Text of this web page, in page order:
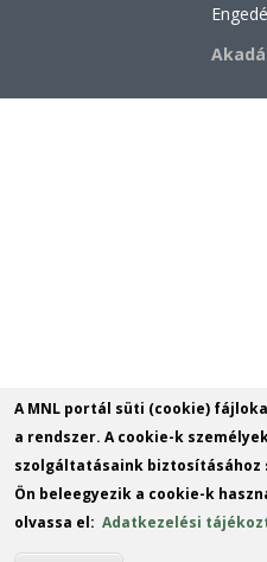
A MNL portál süti (cookie)
a rendszer. A cookie-k
szolgáltatásaink biztosításához
Ön beleegyezik a cookie-k
olvassa el:Adatkezelési